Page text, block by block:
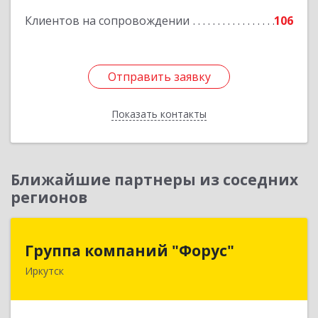
Клиентов на сопровождении 106
Отправить заявку
Показать контакты
Отправить заявку
Назад
Ближайшие партнеры из соседних
регионов
Группа компаний "Форус"
Иркутск
Группа компаний "Форус"
664007, Иркутская обл, Иркутск г, Ямская ул,